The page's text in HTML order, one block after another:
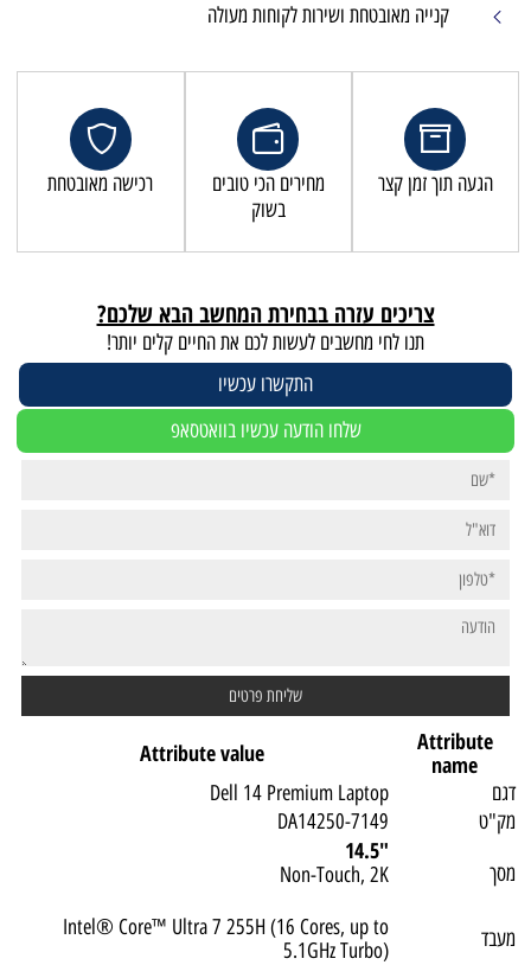
קנייה מאובטחת ושירות לקוחות מעולה
הגעה תוך זמן קצר
מחירים הכי טובים
בשוק
רכישה מאובטחת
צריכים עזרה בבחירת המחשב הבא שלכם?
תנו לחי מחשבים לעשות לכם את החיים קלים יותר!
התקשרו עכשיו
שלחו הודעה עכשיו בוואטסאפ
Attribute
name
Attribute value
דגם
Dell 14 Premium Laptop
מק"ט
DA14250-7149
מסך
"14.5
Non-Touch, 2K
מעבד
Intel® Core™ Ultra 7 255H (16 Cores, up to
5.1GHz Turbo)